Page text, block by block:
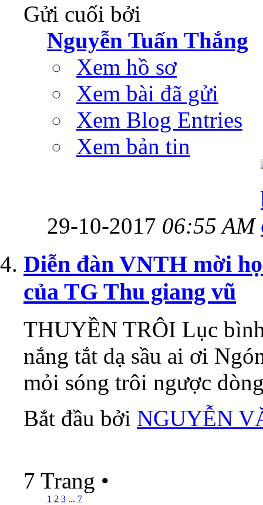
Gửi cuối bởi
Nguyễn Tuấn Thắng
Xem hồ sơ
Xem bài đã gửi
Xem Blog Entries
Xem bản tin
29-10-2017 06:55 AM
Diễn đàn VNTH mời
của TG Thu giang vũ
THUYỀN TRÔI Lục
nắng tắt dạ sầu ai ơi
mỏi sóng trôi ngược
Bắt đầu bởi NGUYỄN
7 Trang •
1 2 3 ... 7